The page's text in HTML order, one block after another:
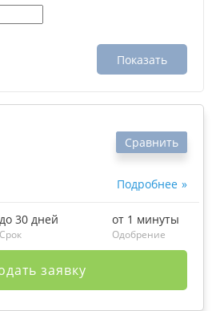
Показать
Подробнее
Сравнить
до 30 дней
Срок
от 1 минуты
Одобрение
заявку